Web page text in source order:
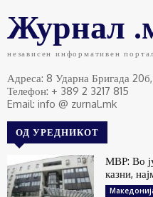
Журнал
независен информативен портал
Адреса: 8 Ударна Бригада 20б,
Телефон: + 389 2 3217 815
Email: info @ zurnal.mk
ОД УРЕДНИКОТ
МВР: Во
казни,